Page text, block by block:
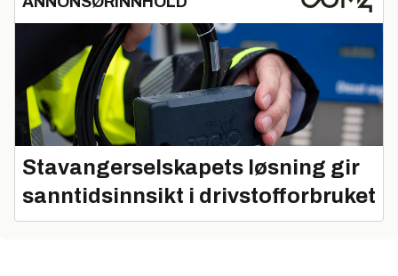
Stavangerselskapets løsning gir
sanntidsinnsikt i drivstofforbruket